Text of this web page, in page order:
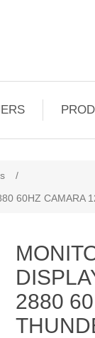
/
60HZ CAMARA
2880